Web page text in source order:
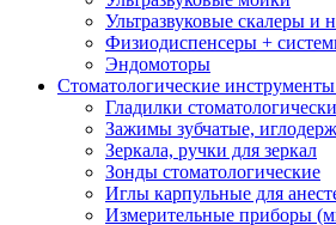
Ультразвуковые скалеры и
Физиодиспенсеры +
Эндомоторы
Стоматологические инструменты
Гладилки
Зажимы зубчатые,
Зеркала, ручки для зеркал
Зонды стоматологические
Иглы карпульные для
Измерительные приборы